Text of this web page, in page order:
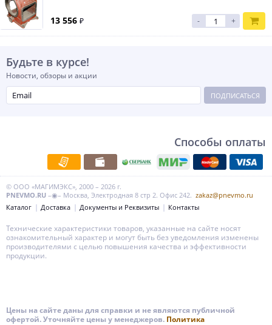
13 556 ₽ - +
Будьте в курсе!
Новости, обзоры и акции
ПОДПИСАТЬСЯ
Способы оплаты
© ООО «МАГИМЭКС», 2000 – 2026 г.
PNEVMO.RU –◉– Москва, Электродная 8 стр 2. Офис 242. zakaz@pnevmo.ru
Каталог
Доставка Документы и Реквизиты Контакты
Технические характеристики товаров, указанные на сайте носят
ознакомительный характер и могут быть без уведомления изменены
производителями с целью повышения качества и эффективности
продукции.
Цены на сайте даны для справки и не являются публичной
офертой. Уточняйте цены у менеджеров. Политика